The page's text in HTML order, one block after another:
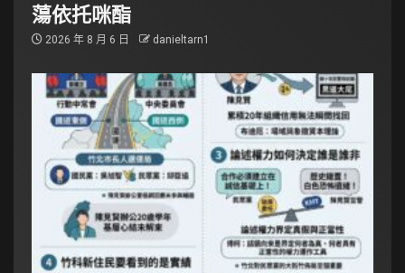
蕩依托咪酯
2026 年 8 月 6 日 danieltarn1